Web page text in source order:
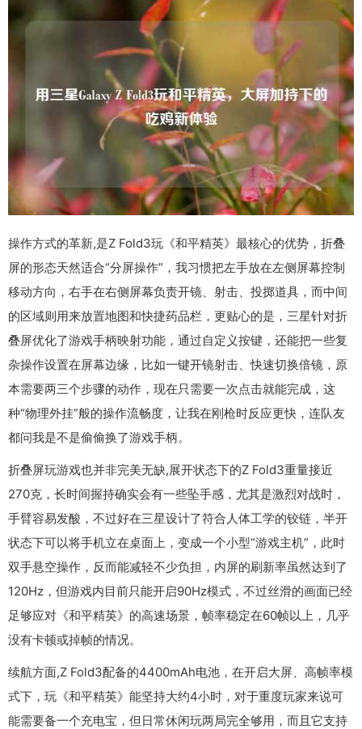
操作方式的革新,是Z Fold3玩《和平精英》最核心的优势，折叠
屏的形态天然适合“分屏操作”，我习惯把左手放在左侧屏幕控制
移动方向，右手在右侧屏幕负责开镜、射击、投掷道具，而中间
的区域则用来放置地图和快捷药品栏，更贴心的是，三星针对折
叠屏优化了游戏手柄映射功能，通过自定义按键，还能把一些复
杂操作设置在屏幕边缘，比如一键开镜射击、快速切换倍镜，原
本需要两三个步骤的动作，现在只需要一次点击就能完成，这
种“物理外挂”般的操作流畅度，让我在刚枪时反应更快，连队友
都问我是不是偷偷换了游戏手柄。
折叠屏玩游戏也并非完美无缺,展开状态下的Z Fold3重量接近
270克，长时间握持确实会有一些坠手感，尤其是激烈对战时，
手臂容易发酸，不过好在三星设计了符合人体工学的铰链，半开
状态下可以将手机立在桌面上，变成一个小型“游戏主机”，此时
双手悬空操作，反而能减轻不少负担，内屏的刷新率虽然达到了
120Hz，但游戏内目前只能开启90Hz模式，不过丝滑的画面已经
足够应对《和平精英》的高速场景，帧率稳定在60帧以上，几乎
没有卡顿或掉帧的情况。
续航方面,Z Fold3配备的4400mAh电池，在开启大屏、高帧率模
式下，玩《和平精英》能坚持大约4小时，对于重度玩家来说可
能需要备一个充电宝，但日常休闲玩两局完全够用，而且它支持